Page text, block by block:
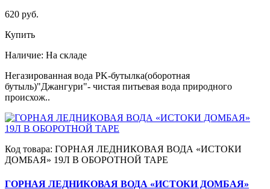
620 руб.
Купить
Наличие: На складе
Негазированная вода PK-бутылка(оборотная
бутыль)"Джангури"- чистая питьевая вода природного
происхож..
Код товара: ГОРНАЯ ЛЕДНИКОВАЯ ВОДА «ИСТОКИ
ДОМБАЯ» 19Л В ОБОРОТНОЙ ТАРЕ
ГОРНАЯ ЛЕДНИКОВАЯ ВОДА «ИСТОКИ ДОМБАЯ»